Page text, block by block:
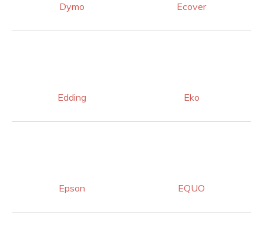
Dymo Ecover
Edding Eko
Epson EQUO